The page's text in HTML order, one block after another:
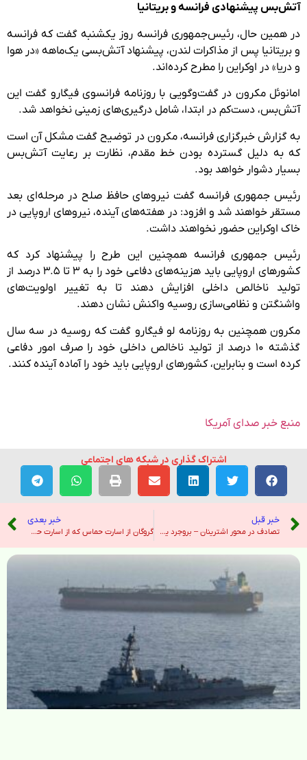
آتش‌بس پیشنهادی فرانسه و بریتانیا
در همین حال، رئیس‌جمهوری فرانسه روز یکشنبه گفت که فرانسه
و بریتانیا پس از مذاکرات لندن، پیشنهاد آتش‌بسی یک‌ماهه «در هوا
و دریا» در اوکراین را مطرح کرده‌اند.
امانوئل مکرون در گفت‌وگویی با روزنامه فرانسوی فیگارو گفت این
آتش‌بس، دست‌کم در ابتدا، شامل درگیری‌های زمینی نخواهد شد.
به گزارش خبرگزاری فرانسه، مکرون در توضیح گفت مشکل آن است
که به دلیل گسترده بودن خط مقدم، نظارت بر رعایت آتش‌بس
بسیار دشوار خواهد بود.
رئیس جمهوری فرانسه گفت نیروهای حافظ صلح در مرحله‌ای بعد
مستقر خواهند شد و افزود: در هفته‌های آینده، نیروهای اروپایی در
خاک اوکراین حضور نخواهند داشت.
رئیس جمهوری فرانسه همچنین این طرح را پیشنهاد کرد که
کشورهای اروپایی باید هزینه‌های دفاعی خود را به ۳ تا ۳.۵ درصد از
تولید ناخالص داخلی افزایش دهند تا به تغییر اولویت‌های
واشنگتن و نظامی‌سازی روسیه واکنش نشان دهند.
مکرون همچنین به روزنامه لو فیگارو گفت که روسیه در سه سال
گذشته ۱۰ درصد از تولید ناخالص داخلی خود را صرف امور دفاعی
کرده است و بنابراین، کشورهای اروپایی باید خود را آماده آینده کنند.
منبع خبر صدای آمریکا
اشتراک گذاری در شبکه های اجتماعی
خبر قبل
تصادف در محور اشترینان – بروجرد یک کشته بر جا گذاشت – خبرگزاری ایرنا
خبر بعدی
گروگان از اسارت حماس که از اسارت حماس آزاد شده است ، خانواده اش را از بین می برد – نیویورک تایمز